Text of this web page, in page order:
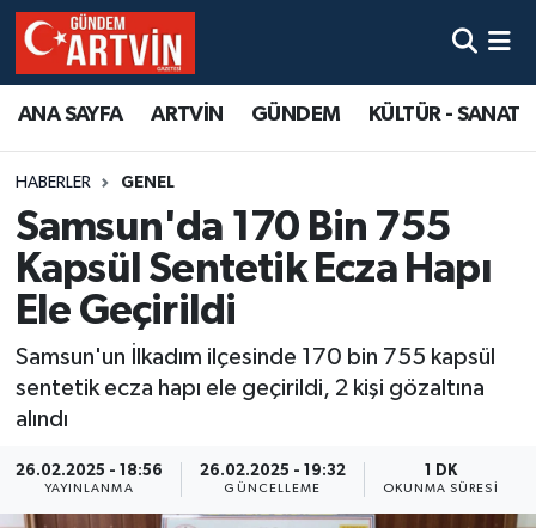
ANA SAYFA ARTVİN GÜNDEM KÜLTÜR - SANAT
HABERLER GENEL
Samsun'da 170 Bin 755
Kapsül Sentetik Ecza Hapı
Ele Geçirildi
Samsun'un İlkadım ilçesinde 170 bin 755 kapsül
sentetik ecza hapı ele geçirildi, 2 kişi gözaltına
alındı
26.02.2025 - 18:56
YAYINLANMA
26.02.2025 - 19:32
GÜNCELLEME
1 DK
OKUNMA SÜRESI